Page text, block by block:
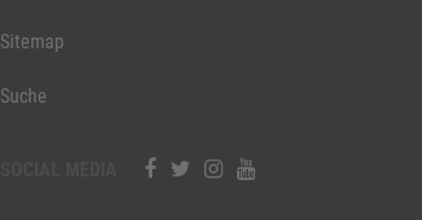
Sitemap
Suche